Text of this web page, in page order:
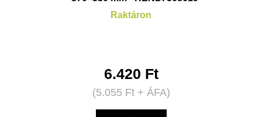
Raktáron
6.420 Ft
(5.055 Ft+ ÁFA)